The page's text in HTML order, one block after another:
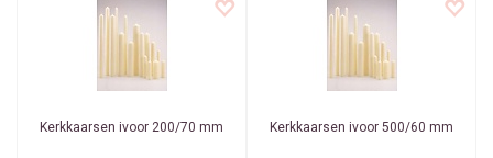
Kerkkaarsen ivoor 200/70 mm Kerkkaarsen ivoor 500/60 mm